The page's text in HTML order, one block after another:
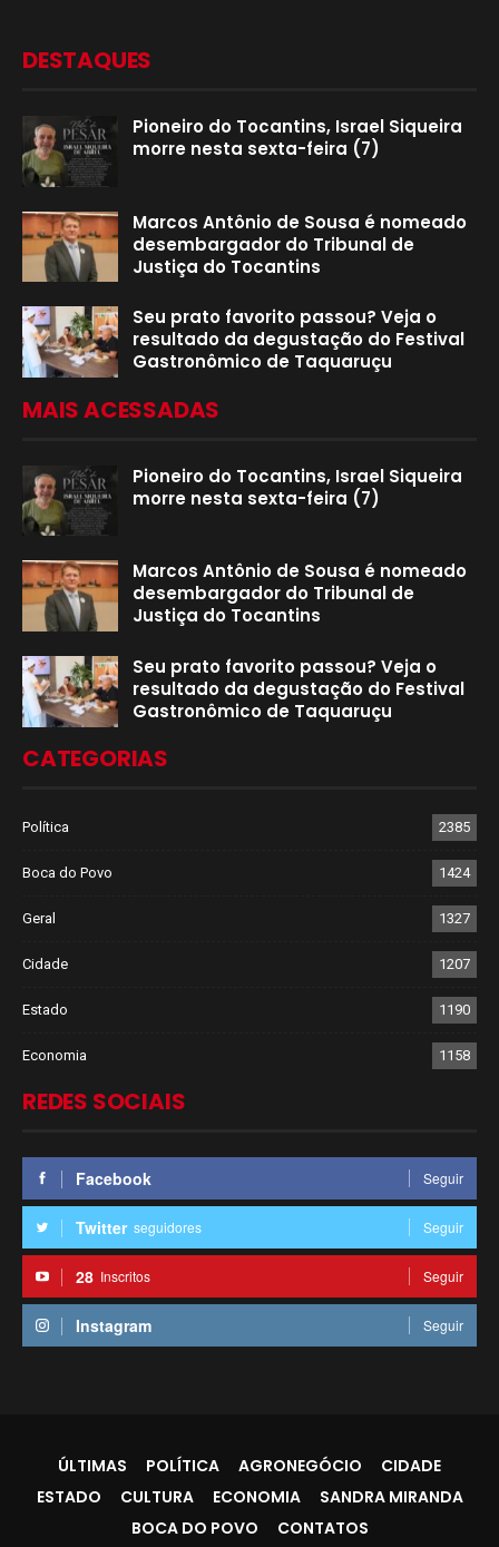
DESTAQUES
Pioneiro do Tocantins, Israel Siqueira
morre nesta sexta-feira (7)
Marcos Antônio de Sousa é nomeado
desembargador do Tribunal de
Justiça do Tocantins
Seu prato favorito passou? Veja o
resultado da degustação do Festival
Gastronômico de Taquaruçu
MAIS ACESSADAS
Pioneiro do Tocantins, Israel Siqueira
morre nesta sexta-feira (7)
Marcos Antônio de Sousa é nomeado
desembargador do Tribunal de
Justiça do Tocantins
Seu prato favorito passou? Veja o
resultado da degustação do Festival
Gastronômico de Taquaruçu
CATEGORIAS
Política 2385
Boca do Povo 1424
Geral 1327
Cidade 1207
Estado 1190
Economia 1158
REDES SOCIAIS
Facebook Seguir
Twitter seguidores Seguir
28 Inscritos Seguir
Instagram Seguir
ÚLTIMAS POLÍTICA AGRONEGÓCIO
CIDADE
ESTADO
CULTURA ECONOMIA
SANDRA MIRANDA
BOCA DO POVO
CONTATOS